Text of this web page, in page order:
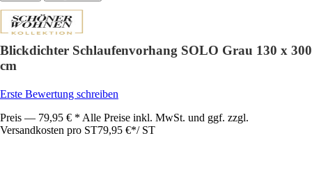
Blickdichter Schlaufenvorhang SOLO Grau 130 x 300
cm
Erste Bewertung schreiben
Preis — 79,95 € * Alle Preise inkl. MwSt. und ggf. zzgl.
Versandkosten pro ST79,95 €*/ ST